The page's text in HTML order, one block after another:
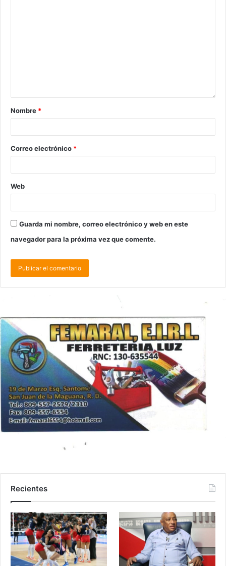
Nombre *
Correo electrónico *
Web
Guarda mi nombre, correo electrónico y web en este
navegador para la próxima vez que comente.
Recientes